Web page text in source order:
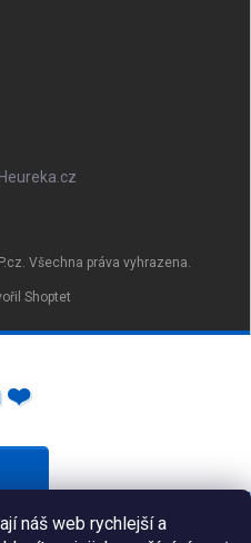
náš web rychlejší a
Heureka.cz
Shoptet
. Všechna práva vyhrazena.
❤️